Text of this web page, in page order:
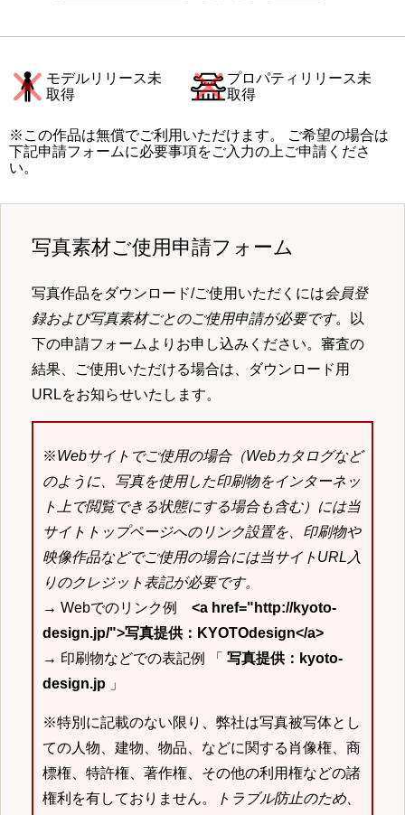
モデルリリース未
取得
プロパティリリース未
取得
※この作品は無償でご利用いただけます。 ご希望の場合は
下記申請フォームに必要事項をご入力の上ご申請くださ
い。
写真素材ご使用申請フォーム
写真作品をダウンロード/ご使用いただくには会員登
録および写真素材ごとのご使用申請が必要です。以
下の申請フォームよりお申し込みください。審査の
結果、ご使用いただける場合は、ダウンロード用
URLをお知らせいたします。
※Webサイトでご使用の場合（Webカタログなど
のように、写真を使用した印刷物をインターネッ
ト上で閲覧できる状態にする場合も含む）には当
サイトトップページへのリンク設置を、印刷物や
映像作品などでご使用の場合には当サイトURL入
りのクレジット表記が必要です。
→ Webでのリンク例 <a href="http://kyoto-
design.jp/">写真提供：KYOTOdesign</a>
→ 印刷物などでの表記例 「 写真提供：kyoto-
design.jp 」
※特別に記載のない限り、弊社は写真被写体とし
ての人物、建物、物品、などに関する肖像権、商
標権、特許権、著作権、その他の利用権などの諸
権利を有しておりません。
トラブル防止のため、